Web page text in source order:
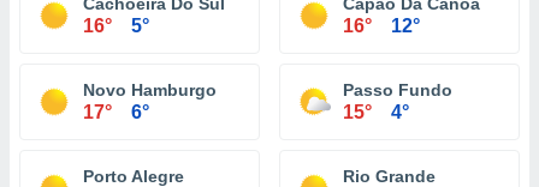
16° 5° 16° 12°
Novo Hamburgo
17° 6°
Passo Fundo
15° 4°
Porto Alegre Rio Grande